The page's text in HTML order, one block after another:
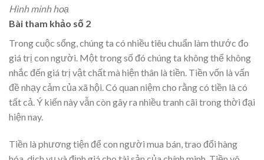
Hình minh hoạ
Bài tham khảo số 2
Trong cuộc sống, chúng ta có nhiều tiêu chuẩn làm thước đo
giá trị con người. Một trong số đó chúng ta không thể không
nhắc đến giá trị vật chất mà hiện thân là tiền. Tiền vốn là vấn
đề nhạy cảm của xã hội. Có quan niệm cho rằng có tiền là có
tất cả. Ý kiến này vẫn còn gây ra nhiều tranh cãi trong thời đại
hiện nay.
Tiền là phương tiện để con người mua bán, trao đổi hàng